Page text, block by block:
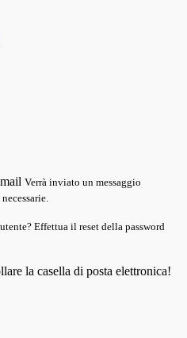
Verrà inviato un messaggio
Effettua il reset della password
la casella di posta elettronica!